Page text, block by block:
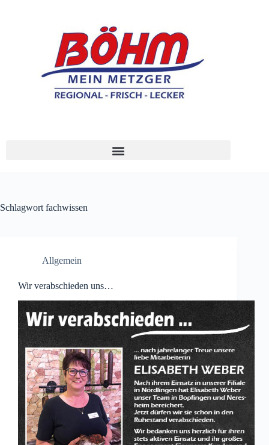
Schlagwort fachwissen
Allgemein
Wir verabschieden uns…